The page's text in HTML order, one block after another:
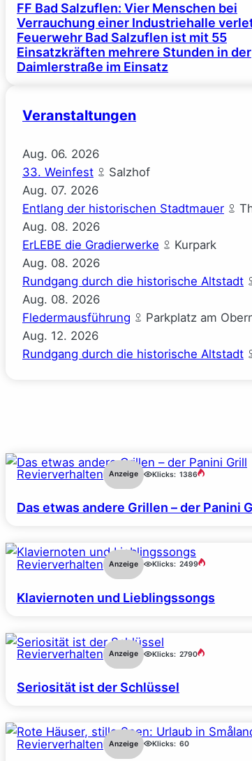
FF Bad Salzuflen: Vier Menschen bei
Verrauchung einer Industriehalle
Feuerwehr Bad Salzuflen ist mit 55
Einsatzkräften mehrere Stunden in der
Daimlerstraße im Einsatz
Veranstaltungen
Aug. 06. 2026
33. Weinfest
Salzhof
Aug. 07. 2026
Entlang der historischen Stadtmauer
Aug. 08. 2026
ErLEBE die Gradierwerke
Kurpark
Aug. 08. 2026
Rundgang durch die historische Altstadt
Aug. 08. 2026
Fledermausführung
Parkplatz am
Aug. 12. 2026
Rundgang durch die historische Altstadt
Revierverhalten Anzeige Klicks: 1386
Das etwas andere Grillen – der Panini
Revierverhalten Anzeige Klicks: 2499
Klaviernoten und Lieblingssongs
Revierverhalten Anzeige Klicks: 2790
Seriosität ist der Schlüssel
Revierverhalten Anzeige Klicks: 60